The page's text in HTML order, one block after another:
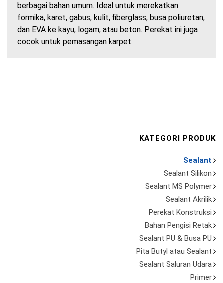
berbagai bahan umum. Ideal untuk merekatkan
formika, karet, gabus, kulit, fiberglass, busa poliuretan,
dan EVA ke kayu, logam, atau beton. Perekat ini juga
cocok untuk pemasangan karpet.
KATEGORI PRODUK
Sealant
Sealant Silikon
Sealant MS Polymer
Sealant Akrilik
Perekat Konstruksi
Bahan Pengisi Retak
Sealant PU & Busa PU
Pita Butyl atau Sealant
Sealant Saluran Udara
Primer